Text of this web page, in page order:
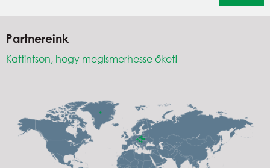
Partnereink
Kattintson, hogy megismerhesse őket!